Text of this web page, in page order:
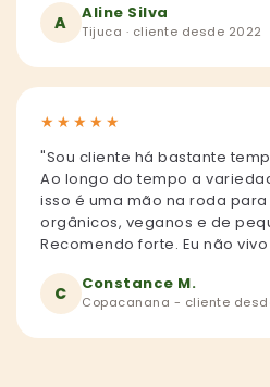
A Aline Silva
Tijuca · cliente desde 2022
★ ★ ★ ★ ★
"Sou cliente há bastante
Ao longo do tempo a
isso é uma mão na roda
orgânicos, veganos e de
Recomendo forte. Eu não
C Constance M.
Copacanana - cliente